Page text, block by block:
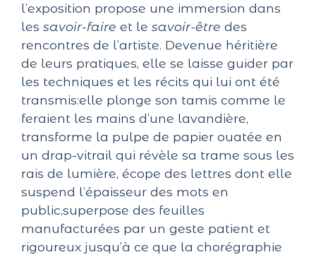
l’exposition propose une immersion dans
les savoir-faire et le savoir-être des
rencontres de l’artiste. Devenue héritière
de leurs pratiques, elle se laisse guider par
les techniques et les récits qui lui ont été
transmis:elle plonge son tamis comme le
feraient les mains d’une lavandière,
transforme la pulpe de papier ouatée en
un drap-vitrail qui révèle sa trame sous les
rais de lumière, écope des lettres dont elle
suspend l’épaisseur des mots en
public,superpose des feuilles
manufacturées par un geste patient et
rigoureux jusqu’à ce que la chorégraphie